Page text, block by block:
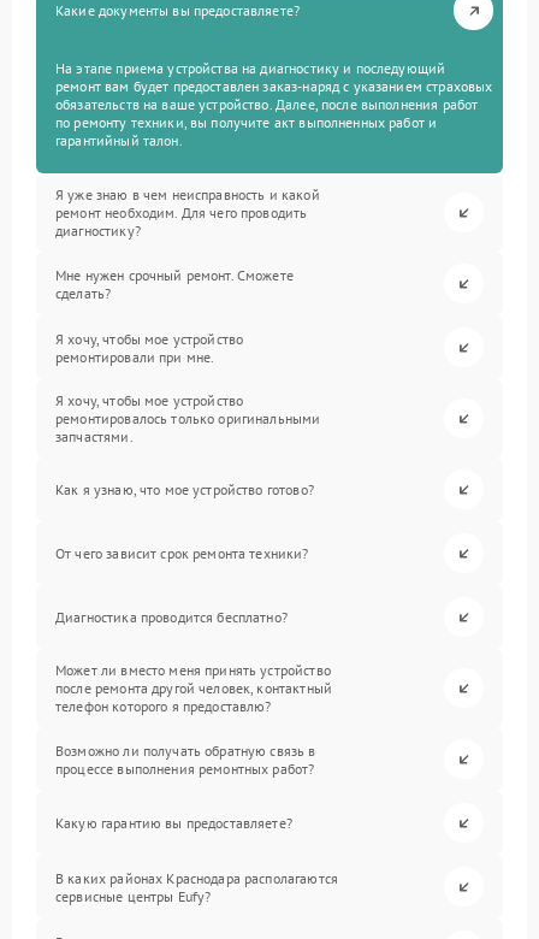
Какие документы вы предоставляете?
На этапе приема устройства на диагностику и последующий
ремонт вам будет предоставлен заказ-наряд с указанием страховых
обязательств на ваше устройство. Далее, после выполнения работ
по ремонту техники, вы получите акт выполненных работ и
гарантийный талон.
Я уже знаю в чем неисправность и какой
ремонт необходим. Для чего проводить
диагностику?
Мне нужен срочный ремонт. Сможете
сделать?
Я хочу, чтобы мое устройство
ремонтировали при мне.
Я хочу, чтобы мое устройство
ремонтировалось только оригинальными
запчастями.
Как я узнаю, что мое устройство готово?
От чего зависит срок ремонта техники?
Диагностика проводится бесплатно?
Может ли вместо меня принять устройство
после ремонта другой человек, контактный
телефон которого я предоставлю?
Возможно ли получать обратную связь в
процессе выполнения ремонтных работ?
Какую гарантию вы предоставляете?
В каких районах Краснодара располагаются
сервисные центры Eufy?